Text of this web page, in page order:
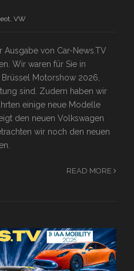
VW
von Car-News.TV
Wir waren für Sie in
Motorshow 2026,
sind. Zudem haben wir
einige neue Modelle
den neuen Volkswagen
wir noch den neuen
READ MORE